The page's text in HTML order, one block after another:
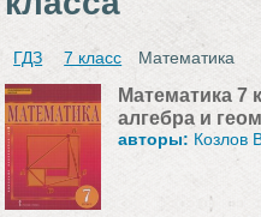
ГДЗ 7 класс Математика
Математика 7
алгебра и
авторы: Козлов